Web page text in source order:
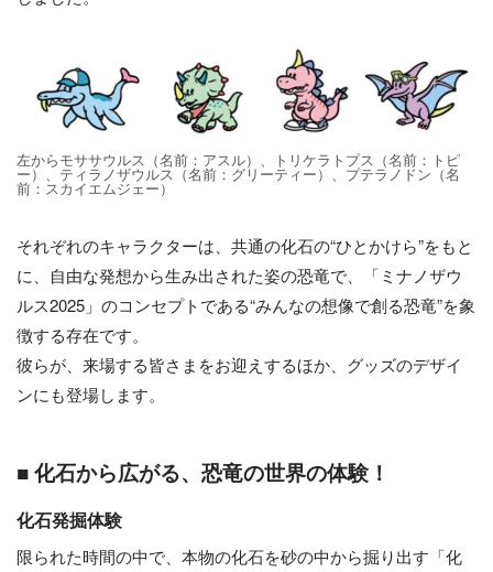
左からモササウルス（名前：アスル）、トリケラトプス（名前：トピ
ー）、ティラノザウルス（名前：グリーティー）、プテラノドン（名
前：スカイエムジェー）
それぞれのキャラクターは、共通の化石の“ひとかけら”をもと
に、自由な発想から生み出された姿の恐竜で、「ミナノザウ
ルス2025」のコンセプトである“みんなの想像で創る恐竜”を象
徴する存在です。
彼らが、来場する皆さまをお迎えするほか、グッズのデザイ
ンにも登場します。
■ 化石から広がる、恐竜の世界の体験！
化石発掘体験
限られた時間の中で、本物の化石を砂の中から掘り出す「化